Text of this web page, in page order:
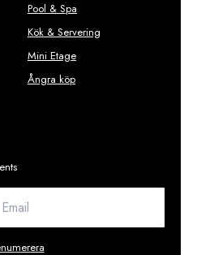
Pool & Spa
Kök & Servering
Mini Etage
Ångra köp